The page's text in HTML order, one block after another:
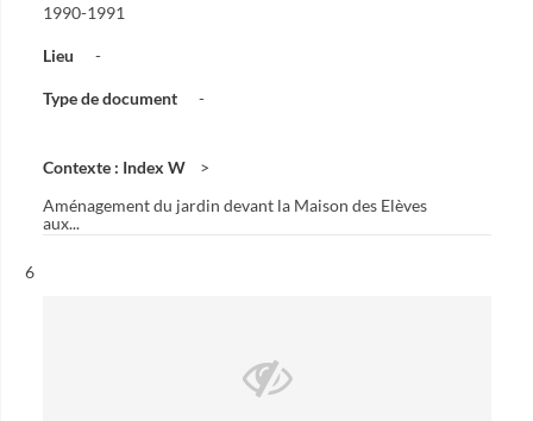
1990-1991
Lieu -
Type de document -
Contexte : Index W
Aménagement du jardin devant la Maison des Elèves
aux...
Résultat n°
6